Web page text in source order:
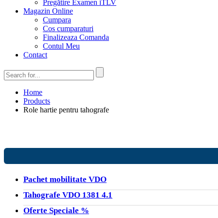
Pregătire Examen iTLV
Magazin Online
Cumpara
Cos cumparaturi
Finalizeaza Comanda
Contul Meu
Contact
Home
Products
Role hartie pentru tahografe
Pachet mobilitate VDO
Tahografe VDO 1381 4.1
Oferte Speciale %